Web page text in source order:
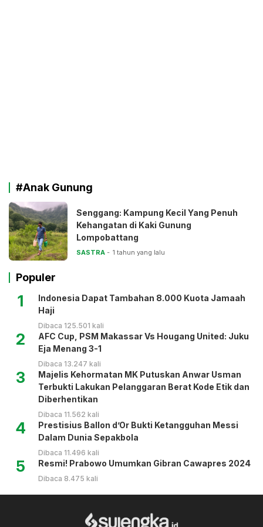
#Anak Gunung
Senggang: Kampung Kecil Yang Penuh
Kehangatan di Kaki Gunung
Lompobattang
SASTRA 1 tahun yang lalu
Populer
1
Indonesia Dapat Tambahan 8.000 Kuota Jamaah
Haji
Dibaca 125.501 kali
2
AFC Cup, PSM Makassar Vs Hougang United: Juku
Eja Menang 3-1
Dibaca 13.247 kali
3
Majelis Kehormatan MK Putuskan Anwar Usman
Terbukti Lakukan Pelanggaran Berat Kode Etik dan
Diberhentikan
Dibaca 11.562 kali
4
Prestisius Ballon d’Or Bukti Ketangguhan Messi
Dalam Dunia Sepakbola
Dibaca 11.496 kali
5 Resmi! Prabowo Umumkan Gibran Cawapres 2024
Dibaca 8.475 kali